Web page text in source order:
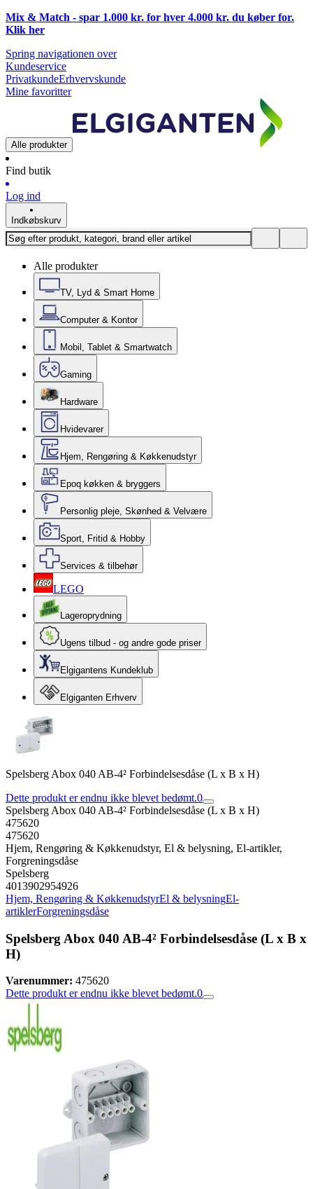
Mix & Match - spar 1.000 kr. for hver 4.000 kr. du køber for.
Klik her
Spring navigationen over
Kundeservice
PrivatkundeErhvervskunde
Mine favoritter
Alle produkter
Find butik
Log ind
Indkøbskurv
Alle produkter
TV, Lyd & Smart Home
Computer & Kontor
Mobil, Tablet & Smartwatch
Gaming
Hardware
Hvidevarer
Hjem, Rengøring & Køkkenudstyr
Epoq køkken & bryggers
Personlig pleje, Skønhed & Velvære
Sport, Fritid & Hobby
Services & tilbehør
LEGO
Lageroprydning
Ugens tilbud - og andre gode priser
Elgigantens Kundeklub
Elgiganten Erhverv
Spelsberg Abox 040 AB-4² Forbindelsesdåse (L x B x H)
Dette produkt er endnu ikke blevet bedømt.0
Spelsberg Abox 040 AB-4² Forbindelsesdåse (L x B x H)
475620
475620
Hjem, Rengøring & Køkkenudstyr, El & belysning, El-artikler,
Forgreningsdåse
Spelsberg
4013902954926
Hjem, Rengøring & KøkkenudstyrEl & belysningEl-
artiklerForgreningsdåse
Spelsberg Abox 040 AB-4² Forbindelsesdåse (L x B x
H)
Varenummer: 475620
Dette produkt er endnu ikke blevet bedømt.0